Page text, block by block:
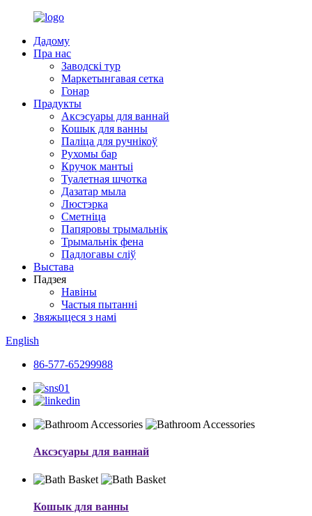
Дадому
Пра нас
Заводскі тур
Маркетынгавая сетка
Гонар
Прадукты
Аксэсуары для ваннай
Кошык для ванны
Паліца для ручнікоў
Рухомы бар
Кручок мантыі
Туалетная шчотка
Дазатар мыла
Люстэрка
Сметніца
Папяровы трымальнік
Трымальнік фена
Падлогавы сліў
Выстава
Падзея
Навіны
Частыя пытанні
Звяжыцеся з намі
English
86-577-65299988
Аксэсуары для ваннай
Кошык для ванны